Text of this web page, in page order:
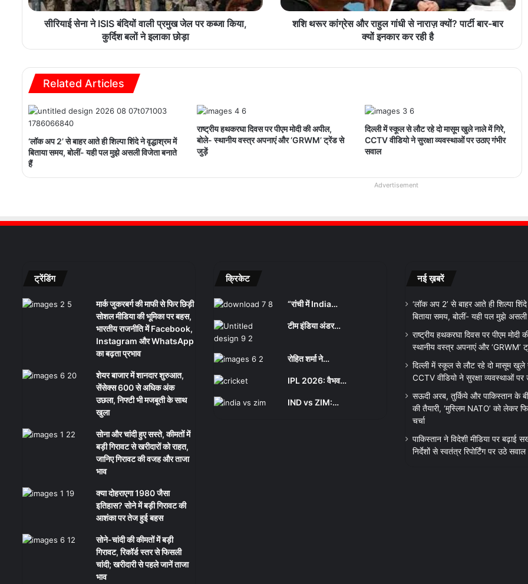
सीरियाई सेना ने ISIS बंदियों वाली प्रमुख जेल पर कब्जा किया,
कुर्दिश बलों ने इलाका छोड़ा
शशि थरूर कांग्रेस और राहुल गांधी से नाराज़ क्यों? पार्टी बार-बार
क्यों इनकार कर रही है
Related Articles
‘लॉक अप 2’ से बाहर आते ही शिल्पा शिंदे ने वृद्धाश्रम में
बिताया समय, बोलीं- यही पल मुझे असली विजेता बनाते
हैं
राष्ट्रीय हथकरघा दिवस पर पीएम मोदी की अपील,
बोले- स्थानीय वस्त्र अपनाएं और ‘GRWM’ ट्रेंड से
जुड़ें
दिल्ली में स्कूल से लौट रहे दो मासूम खुले नाले में गिरे,
CCTV वीडियो ने सुरक्षा व्यवस्थाओं पर उठाए गंभीर
सवाल
Advertisement
ट्रेंडिंग
मार्क जुकरबर्ग की माफी से फिर छिड़ी
सोशल मीडिया की भूमिका पर बहस,
भारतीय राजनीति में Facebook,
Instagram और WhatsApp
का बढ़ता प्रभाव
शेयर बाजार में शानदार शुरुआत,
सेंसेक्स 600 से अधिक अंक
उछला, निफ्टी भी मजबूती के साथ
खुला
सोना और चांदी हुए सस्ते, कीमतों में
बड़ी गिरावट से खरीदारों को राहत,
जानिए गिरावट की वजह और ताजा
भाव
क्या दोहराएगा 1980 जैसा
इतिहास? सोने में बड़ी गिरावट की
आशंका पर तेज हुई बहस
सोने-चांदी की कीमतों में बड़ी
गिरावट, रिकॉर्ड स्तर से फिसली
चांदी; खरीदारी से पहले जानें ताजा
भाव
क्रिकेट
“रांची में India…
टीम इंडिया अंडर…
रोहित शर्मा ने…
IPL 2026: वैभव…
IND vs ZIM:…
नई ख़बरें
‘लॉक अप 2’ से बाहर आते ही शिल्पा
बिताया समय, बोलीं- यही पल मुझे असली
राष्ट्रीय हथकरघा दिवस पर पीएम मोदी
स्थानीय वस्त्र अपनाएं और
दिल्ली में स्कूल से लौट रहे दो मासूम खुले
CCTV वीडियो ने सुरक्षा व्यवस्थाओं पर
सऊदी अरब, तुर्किये और पाकिस्तान के
की तैयारी, ‘मुस्लिम NATO’ को लेकर
चर्चा
पाकिस्तान ने विदेशी मीडिया पर बढ़ाई
निर्देशों से स्वतंत्र रिपोर्टिंग पर उठे सवाल